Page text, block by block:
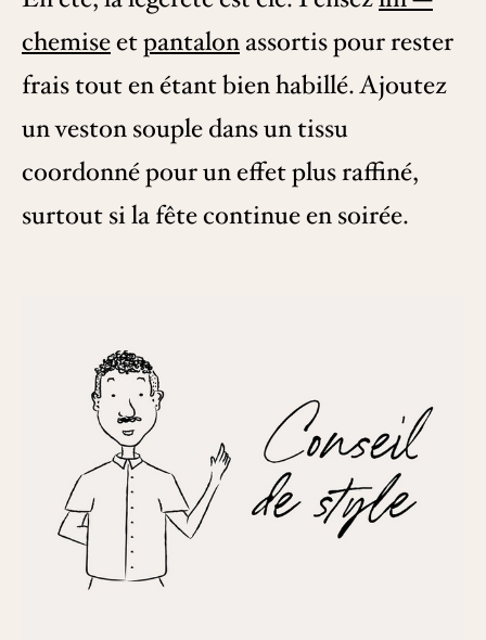
chemiseetpantalonassortis pour rester
frais tout en étant bien habillé. Ajoutez
un veston souple dans un tissu
coordonné pour un effet plus raffiné,
surtout si la fête continue en soirée.